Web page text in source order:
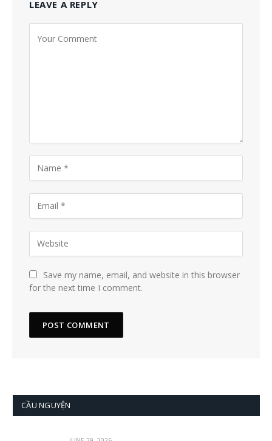
LEAVE A REPLY
Save my name, email, and website in this browser
for the next time I comment.
CẦU NGUYỆN